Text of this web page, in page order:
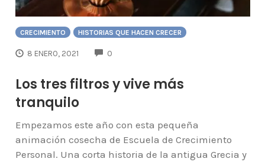
CRECIMIENTO HISTORIAS QUE HACEN CRECER
8 ENERO, 2021 0
Los tres filtros y vive más
tranquilo
Empezamos este año con esta pequeña
animación cosecha de Escuela de Crecimiento
Personal. Una corta historia de la antigua Grecia y